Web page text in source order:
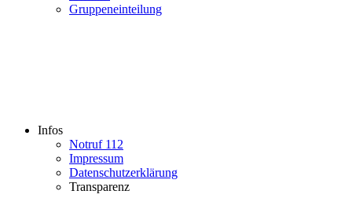
Gruppeneinteilung
Infos
Notruf 112
Impressum
Datenschutzerklärung
Transparenz